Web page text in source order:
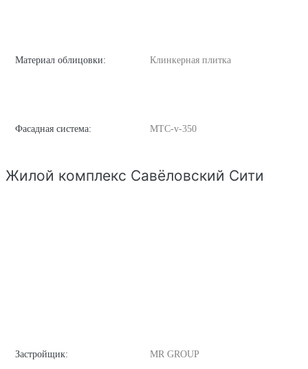
Материал облицовки: Клинкерная плитка
Фасадная система: MTC-v-350
Жилой комплекс Савёловский Сити
Застройщик: MR GROUP